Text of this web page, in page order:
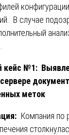
В случае
кейс №1:
меток
Компания по